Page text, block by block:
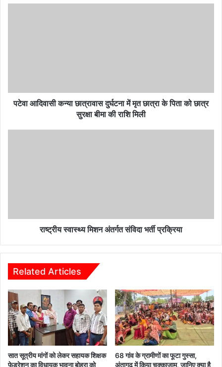
के
पितापटेवा आदिवासी कन्या छात्रावास दुर्घटना में मृत छात्रा के पिता को छात्र
सुरक्षा बीमा की राशि मिली
राष्ट्रीय स्वास्थ्य मिशन अंतर्गत संविदा भर्ती प्रक्रिया
Related Articles
सात सूत्रीय मांगों को लेकर सहायक शिक्षक
फेडरेशन का विधायक भावना बोहरा को
68 गांव के ग्रामीणों का फूटा गुस्सा,
अंतागढ़ में किया चक्काजाम, जानिए क्या है